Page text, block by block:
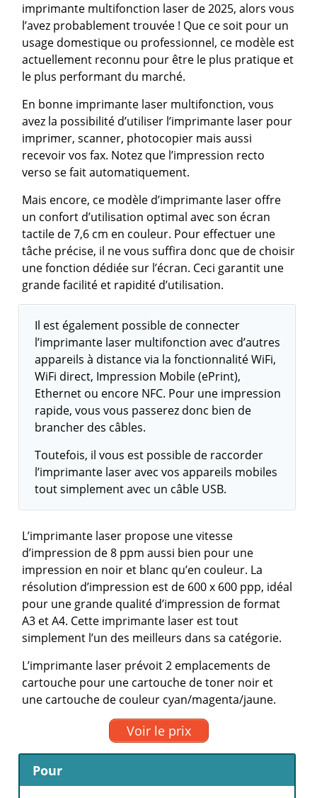
imprimante multifonction laser de 2025, alors vous
l’avez probablement trouvée ! Que ce soit pour un
usage domestique ou professionnel, ce modèle est
actuellement reconnu pour être le plus pratique et
le plus performant du marché.
En bonne imprimante laser multifonction, vous
avez la possibilité d’utiliser l’imprimante laser pour
imprimer, scanner, photocopier mais aussi
recevoir vos fax. Notez que l’impression recto
verso se fait automatiquement.
Mais encore, ce modèle d’imprimante laser offre
un confort d’utilisation optimal avec son écran
tactile de 7,6 cm en couleur. Pour effectuer une
tâche précise, il ne vous suffira donc que de choisir
une fonction dédiée sur l’écran. Ceci garantit une
grande facilité et rapidité d’utilisation.
Il est également possible de connecter
l’imprimante laser multifonction avec d’autres
appareils à distance via la fonctionnalité WiFi,
WiFi direct, Impression Mobile (ePrint),
Ethernet ou encore NFC. Pour une impression
rapide, vous vous passerez donc bien de
brancher des câbles.
Toutefois, il vous est possible de raccorder
l’imprimante laser avec vos appareils mobiles
tout simplement avec un câble USB.
L’imprimante laser propose une vitesse
d’impression de 8 ppm aussi bien pour une
impression en noir et blanc qu’en couleur. La
résolution d’impression est de 600 x 600 ppp, idéal
pour une grande qualité d’impression de format
A3 et A4. Cette imprimante laser est tout
simplement l’un des meilleurs dans sa catégorie.
L’imprimante laser prévoit 2 emplacements de
cartouche pour une cartouche de toner noir et
une cartouche de couleur cyan/magenta/jaune.
Voir le prix
Pour